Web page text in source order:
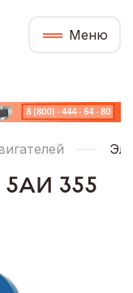
Меню
5АИ 355